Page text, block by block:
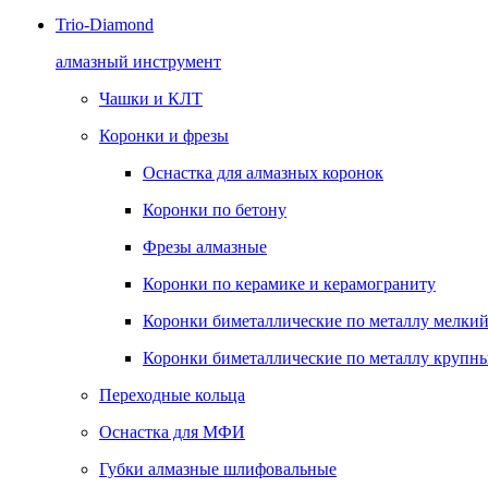
Trio-Diamond
алмазный инструмент
Чашки и КЛТ
Коронки и фрезы
Оснастка для алмазных коронок
Коронки по бетону
Фрезы алмазные
Коронки по керамике и керамограниту
Коронки биметаллические по металлу
Коронки биметаллические по металлу
Переходные кольца
Оснастка для МФИ
Губки алмазные шлифовальные